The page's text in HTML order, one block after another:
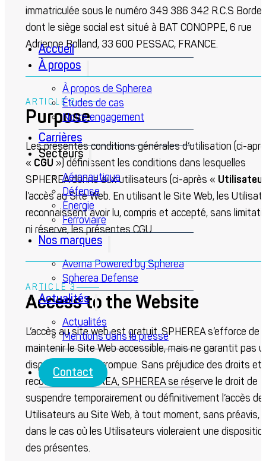
Accueil
À propos
À propos de Spherea
Études de cas
Notre engagement
Carrières
Secteurs
Aéronautique
Défense
Énergie
Ferroviaire
Nos marques
Averna Powered by Spherea
Spherea Defense
Actualités
Actualités
Mentions dans la presse
Contact
immatriculée sous le numéro 349 386 342 R.C.S
dont le siège social est situé à BAT CONOPPE, 6 rue
Adrienne Bolland, 33 600 PESSAC, FRANCE.
ARTICLE 2
Purpose
Les présentes conditions générales d’utilisation (ci-
« CGU ») définissent les conditions dans lesquelles
SPHEREA donne aux utilisateurs (ci-après «
l’accès au Site Web. En utilisant le Site Web, les
reconnaissent avoir lu, compris et accepté, sans
ni réserve, les présentes CGU.
ARTICLE 3
Access to the Website
L’accès au site web est gratuit. SPHEREA s’efforce de
maintenir le Site Web accessible, mais ne garantit pas
disponibilité ininterrompue. Sans préjudice des droits et
recours de SPHEREA, SPHEREA se réserve le droit de
suspendre temporairement ou définitivement l’accès
Utilisateurs au Site Web, à tout moment, sans préavis,
dans le cas où les Utilisateurs violeraient une
des présentes.